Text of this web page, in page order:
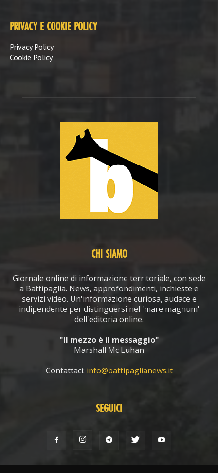
PRIVACY E COOKIE POLICY
Privacy Policy
Cookie Policy
CHI SIAMO
Giornale online di informazione territoriale, con sede
a Battipaglia. News, approfondimenti, inchieste e
servizi video. Un'informazione curiosa, audace e
indipendente per distinguersi nel 'mare magnum'
dell'editoria online.
"Il mezzo è il messaggio"
Marshall Mc Luhan
Contattaci: info@battipaglianews.it
SEGUICI